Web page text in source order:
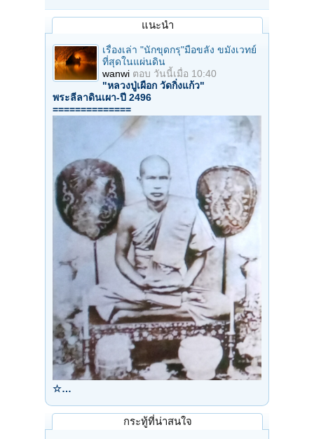
แนะนำ
เรื่องเล่า "นักขุดกรุ"มือขลัง ขมังเวทย์
ที่สุดในแผ่นดิน
wanwi ตอบ วันนี้เมื่อ 10:40
"หลวงปู่เผือก วัดกิ่งแก้ว"
พระลีลาดินเผา-ปี 2496
==============
☆…
กระทู้ที่น่าสนใจ